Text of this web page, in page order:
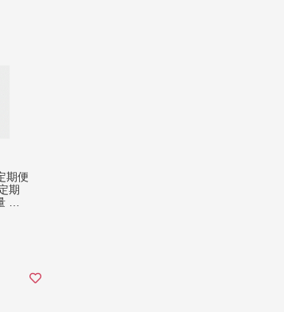
期便
期
伊